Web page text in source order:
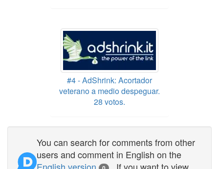
#4 - AdShrink: Acortador
veterano a medio despeguar.
28 votos.
You can search for comments from other
users and comment in English on the